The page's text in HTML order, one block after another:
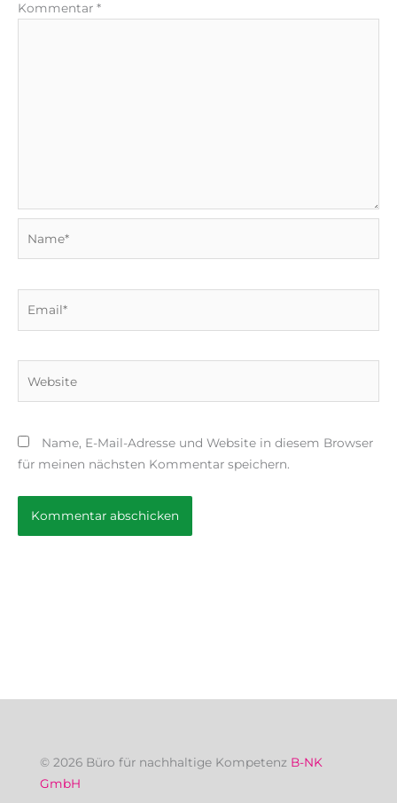
Kommentar *
Name, E-Mail-Adresse und Website in diesem Browser
für meinen nächsten Kommentar speichern.
© 2026 Büro für nachhaltige Kompetenz B-NK
GmbH